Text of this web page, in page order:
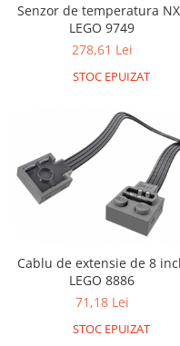
Senzor de temperatura
LEGO 9749
278,61 Lei
STOC EPUIZAT
Cablu de extensie de 8
LEGO 8886
71,18 Lei
STOC EPUIZAT